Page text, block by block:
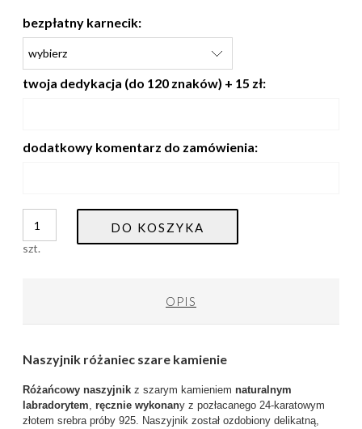
bezpłatny karnecik:
twoja dedykacja (do 120 znaków) + 15 zł:
dodatkowy komentarz do zamówienia:
szt.
DO KOSZYKA
OPIS
Naszyjnik różaniec szare kamienie
Różańcowy naszyjnik z szarym kamieniem naturalnym
labradorytem ręcznie wykonany z pozłacanego 24-karatowym
złotem srebra próby 925. Naszyjnik został ozdobiony delikatną,